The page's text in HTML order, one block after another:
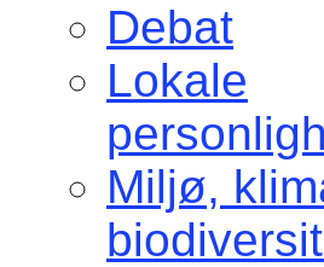
Debat
Lokale
Miljø,